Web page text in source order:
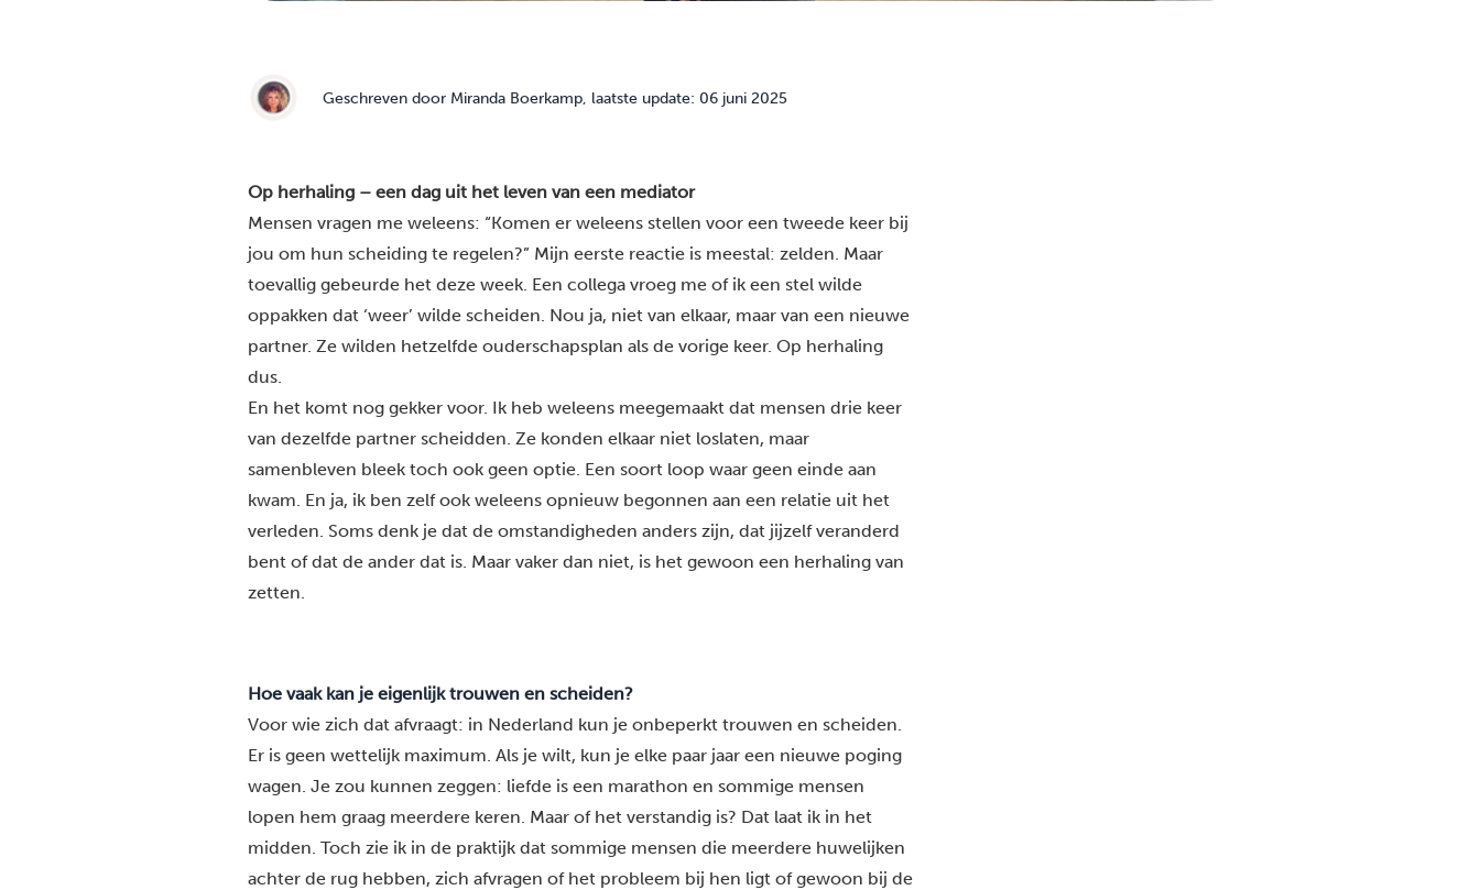
Geschreven door Miranda Boerkamp, laatste update: 06 juni 2025
Op herhaling – een dag uit het leven van een mediator
Mensen vragen me weleens: “Komen er weleens stellen voor een tweede keer bij
jou om hun scheiding te regelen?” Mijn eerste reactie is meestal: zelden. Maar
toevallig gebeurde het deze week. Een collega vroeg me of ik een stel wilde
oppakken dat ‘weer’ wilde scheiden. Nou ja, niet van elkaar, maar van een nieuwe
partner. Ze wilden hetzelfde ouderschapsplan als de vorige keer. Op herhaling
dus.
En het komt nog gekker voor. Ik heb weleens meegemaakt dat mensen drie keer
van dezelfde partner scheidden. Ze konden elkaar niet loslaten, maar
samenbleven bleek toch ook geen optie. Een soort loop waar geen einde aan
kwam. En ja, ik ben zelf ook weleens opnieuw begonnen aan een relatie uit het
verleden. Soms denk je dat de omstandigheden anders zijn, dat jijzelf veranderd
bent of dat de ander dat is. Maar vaker dan niet, is het gewoon een herhaling van
zetten.
Hoe vaak kan je eigenlijk trouwen en scheiden?
Voor wie zich dat afvraagt: in Nederland kun je onbeperkt trouwen en scheiden.
Er is geen wettelijk maximum. Als je wilt, kun je elke paar jaar een nieuwe poging
wagen. Je zou kunnen zeggen: liefde is een marathon en sommige mensen
lopen hem graag meerdere keren. Maar of het verstandig is? Dat laat ik in het
midden. Toch zie ik in de praktijk dat sommige mensen die meerdere huwelijken
achter de rug hebben, zich afvragen of het probleem bij hen ligt of gewoon bij de